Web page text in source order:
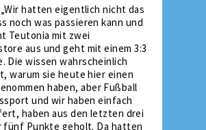
hatten eigentlich nicht das
noch was passieren kann und
Teutonia mit zwei
aus und geht mit einem 3:3
Die wissen wahrscheinlich
warum sie heute hier einen
haben, aber Fußball
und wir haben einfach
haben aus den letzten drei
fünf Punkte geholt. Da hatten